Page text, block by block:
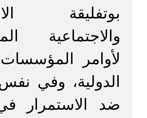
بوتفليقة
والاجتماعية
لأوامر المؤسسات
الدولية، وفي
ضد الاستمرار